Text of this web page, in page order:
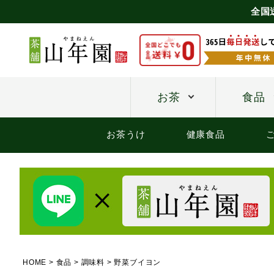
全国
お茶 食品
お茶うけ 健康食品
HOME 食品 調味料 野菜ブイヨン